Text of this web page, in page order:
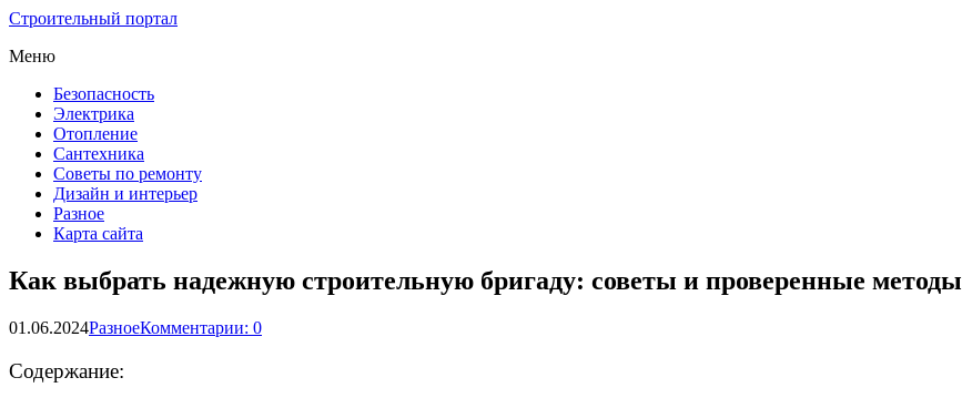
Строительный портал
Меню
Безопасность
Электрика
Отопление
Сантехника
Советы по ремонту
Дизайн и интерьер
Разное
Карта сайта
Как выбрать надежную строительную бригаду: советы и проверенные методы
01.06.2024РазноеКомментарии: 0
Содержание: